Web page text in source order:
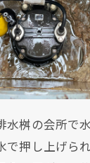
水桝の会所で
で押し上げら